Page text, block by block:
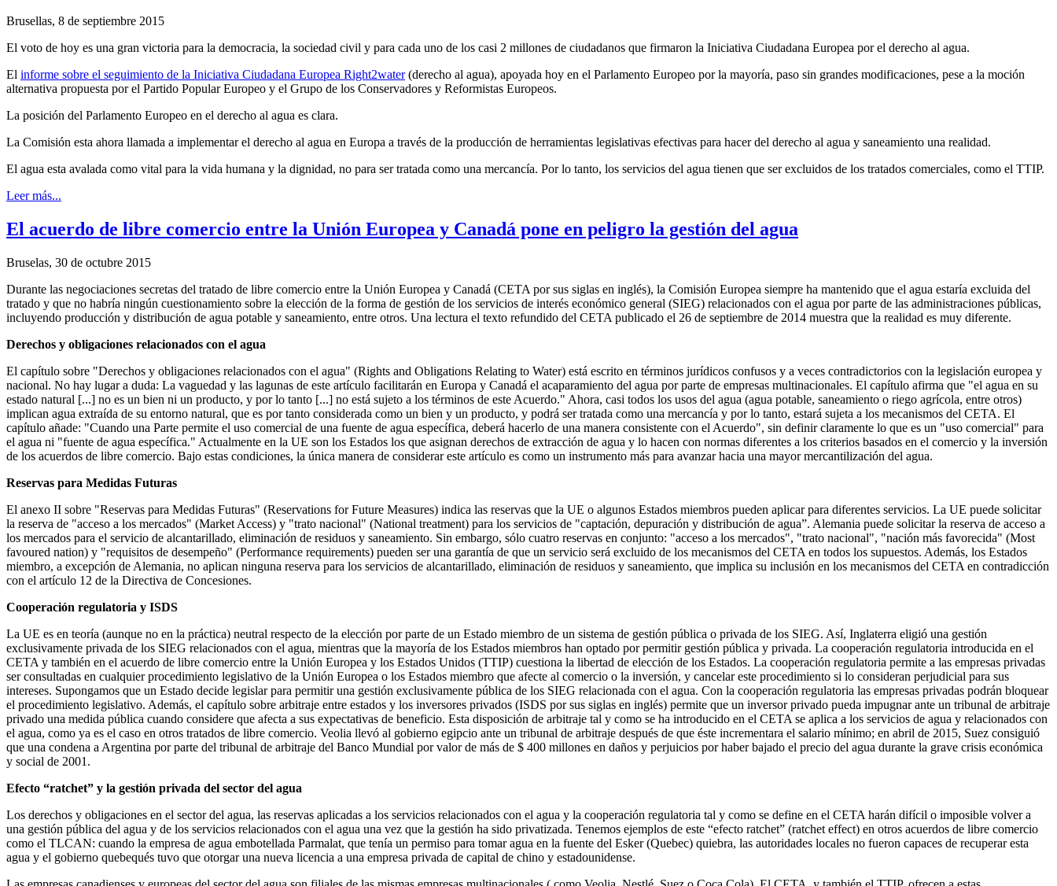
Brusellas, 8 de septiembre 2015
El voto de hoy es una gran victoria para la democracia, la sociedad civil y para cada uno de los casi 2 millones de ciudadanos que firmaron la Iniciativa Ciudadana Europea por el derecho al agua.
El informe sobre el seguimiento de la Iniciativa Ciudadana Europea Right2water(derecho al agua), apoyada hoy en el Parlamento Europeo por la mayoría, paso sin grandes modificaciones, pese a la moción
alternativa propuesta por el Partido Popular Europeo y el Grupo de los Conservadores y Reformistas Europeos.
La posición del Parlamento Europeo en el derecho al agua es clara.
La Comisión esta ahora llamada a implementar el derecho al agua en Europa a través de la producción de herramientas legislativas efectivas para hacer del derecho al agua y saneamiento una realidad.
El agua esta avalada como vital para la vida humana y la dignidad, no para ser tratada como una mercancía. Por lo tanto, los servicios del agua tienen que ser excluidos de los tratados comerciales, como el TTIP.
Leer más...
El acuerdo de libre comercio entre la Unión Europea y Canadá pone en peligro la gestión del agua
Bruselas, 30 de octubre 2015
Durante las negociaciones secretas del tratado de libre comercio entre la Unión Europea y Canadá (CETA por sus siglas en inglés), la Comisión Europea siempre ha mantenido que el agua estaría excluida del
tratado y que no habría ningún cuestionamiento sobre la elección de la forma de gestión de los servicios de interés económico general (SIEG) relacionados con el agua por parte de las administraciones públicas,
incluyendo producción y distribución de agua potable y saneamiento, entre otros. Una lectura el texto refundido del CETA publicado el 26 de septiembre de 2014 muestra que la realidad es muy diferente.
Derechos y obligaciones relacionados con el agua
El capítulo sobre "Derechos y obligaciones relacionados con el agua" (Rights and Obligations Relating to Water) está escrito en términos jurídicos confusos y a veces contradictorios con la legislación europea y
nacional. No hay lugar a duda: La vaguedad y las lagunas de este artículo facilitarán en Europa y Canadá el acaparamiento del agua por parte de empresas multinacionales. El capítulo afirma que "el agua en su
estado natural [...] no es un bien ni un producto, y por lo tanto [...] no está sujeto a los términos de este Acuerdo." Ahora, casi todos los usos del agua (agua potable, saneamiento o riego agrícola, entre otros)
implican agua extraída de su entorno natural, que es por tanto considerada como un bien y un producto, y podrá ser tratada como una mercancía y por lo tanto, estará sujeta a los mecanismos del CETA. El
capítulo añade: "Cuando una Parte permite el uso comercial de una fuente de agua específica, deberá hacerlo de una manera consistente con el Acuerdo", sin definir claramente lo que es un "uso comercial" para
el agua ni "fuente de agua específica." Actualmente en la UE son los Estados los que asignan derechos de extracción de agua y lo hacen con normas diferentes a los criterios basados en el comercio y la inversión
de los acuerdos de libre comercio. Bajo estas condiciones, la única manera de considerar este artículo es como un instrumento más para avanzar hacia una mayor mercantilización del agua.
Reservas para Medidas Futuras
El anexo II sobre "Reservas para Medidas Futuras" (Reservations for Future Measures) indica las reservas que la UE o algunos Estados miembros pueden aplicar para diferentes servicios. La UE puede solicitar
la reserva de "acceso a los mercados" (Market Access) y "trato nacional" (National treatment) para los servicios de "captación, depuración y distribución de agua”. Alemania puede solicitar la reserva de acceso a
los mercados para el servicio de alcantarillado, eliminación de residuos y saneamiento. Sin embargo, sólo cuatro reservas en conjunto: "acceso a los mercados", "trato nacional", "nación más favorecida" (Most
favoured nation) y "requisitos de desempeño" (Performance requirements) pueden ser una garantía de que un servicio será excluido de los mecanismos del CETA en todos los supuestos. Además, los Estados
miembro, a excepción de Alemania, no aplican ninguna reserva para los servicios de alcantarillado, eliminación de residuos y saneamiento, que implica su inclusión en los mecanismos del CETA en contradicción
con el artículo 12 de la Directiva de Concesiones.
Cooperación regulatoria y ISDS
La UE es en teoría (aunque no en la práctica) neutral respecto de la elección por parte de un Estado miembro de un sistema de gestión pública o privada de los SIEG. Así, Inglaterra eligió una gestión
exclusivamente privada de los SIEG relacionados con el agua, mientras que la mayoría de los Estados miembros han optado por permitir gestión pública y privada. La cooperación regulatoria introducida en el
CETA y también en el acuerdo de libre comercio entre la Unión Europea y los Estados Unidos (TTIP) cuestiona la libertad de elección de los Estados. La cooperación regulatoria permite a las empresas privadas
ser consultadas en cualquier procedimiento legislativo de la Unión Europea o los Estados miembro que afecte al comercio o la inversión, y cancelar este procedimiento si lo consideran perjudicial para sus
intereses. Supongamos que un Estado decide legislar para permitir una gestión exclusivamente pública de los SIEG relacionada con el agua. Con la cooperación regulatoria las empresas privadas podrán bloquear
el procedimiento legislativo. Además, el capítulo sobre arbitraje entre estados y los inversores privados (ISDS por sus siglas en inglés) permite que un inversor privado pueda impugnar ante un tribunal de arbitraje
privado una medida pública cuando considere que afecta a sus expectativas de beneficio. Esta disposición de arbitraje tal y como se ha introducido en el CETA se aplica a los servicios de agua y relacionados con
el agua, como ya es el caso en otros tratados de libre comercio. Veolia llevó al gobierno egipcio ante un tribunal de arbitraje después de que éste incrementara el salario mínimo; en abril de 2015, Suez consiguió
que una condena a Argentina por parte del tribunal de arbitraje del Banco Mundial por valor de más de $ 400 millones en daños y perjuicios por haber bajado el precio del agua durante la grave crisis económica
y social de 2001.
Efecto “ratchet” y la gestión privada del sector del agua
Los derechos y obligaciones en el sector del agua, las reservas aplicadas a los servicios relacionados con el agua y la cooperación regulatoria tal y como se define en el CETA harán difícil o imposible volver a
una gestión pública del agua y de los servicios relacionados con el agua una vez que la gestión ha sido privatizada. Tenemos ejemplos de este “efecto ratchet” (ratchet effect) en otros acuerdos de libre comercio
como el TLCAN: cuando la empresa de agua embotellada Parmalat, que tenía un permiso para tomar agua en la fuente del Esker (Quebec) quiebra, las autoridades locales no fueron capaces de recuperar esta
agua y el gobierno quebequés tuvo que otorgar una nueva licencia a una empresa privada de capital de chino y estadounidense.